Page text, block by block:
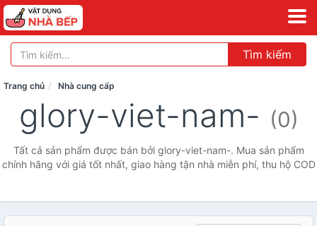
Tìm kiếm
Trang chủ Nhà cung cấp
glory-viet-nam- (0)
Tất cả sản phẩm được bán bởi glory-viet-nam-. Mua sản phẩm
chính hãng với giá tốt nhất, giao hàng tận nhà miễn phí, thu hộ COD